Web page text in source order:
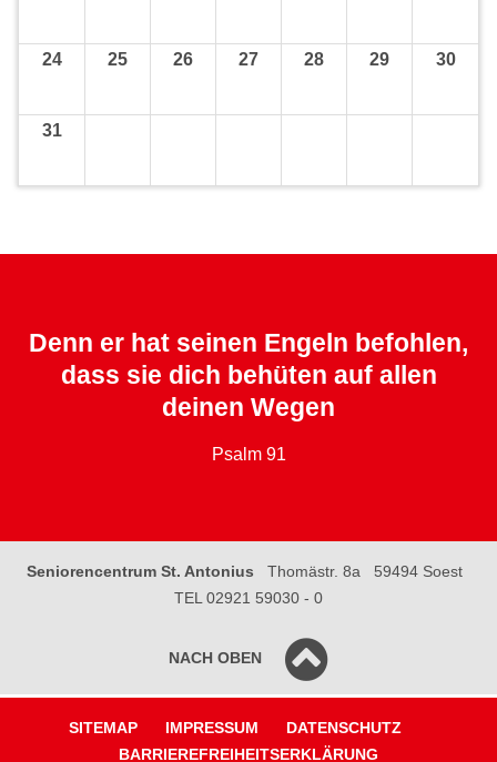
24 25 26 27 28 29 30
31
Denn er hat seinen Engeln befohlen,
dass sie dich behüten auf allen
deinen Wegen
Psalm 91
Seniorencentrum St. Antonius Thomästr. 8a
59494 Soest
TEL 02921 59030 - 0
NACH OBEN
SITEMAP IMPRESSUM
DATENSCHUTZ
BARRIEREFREIHEITSERKLÄRUNG